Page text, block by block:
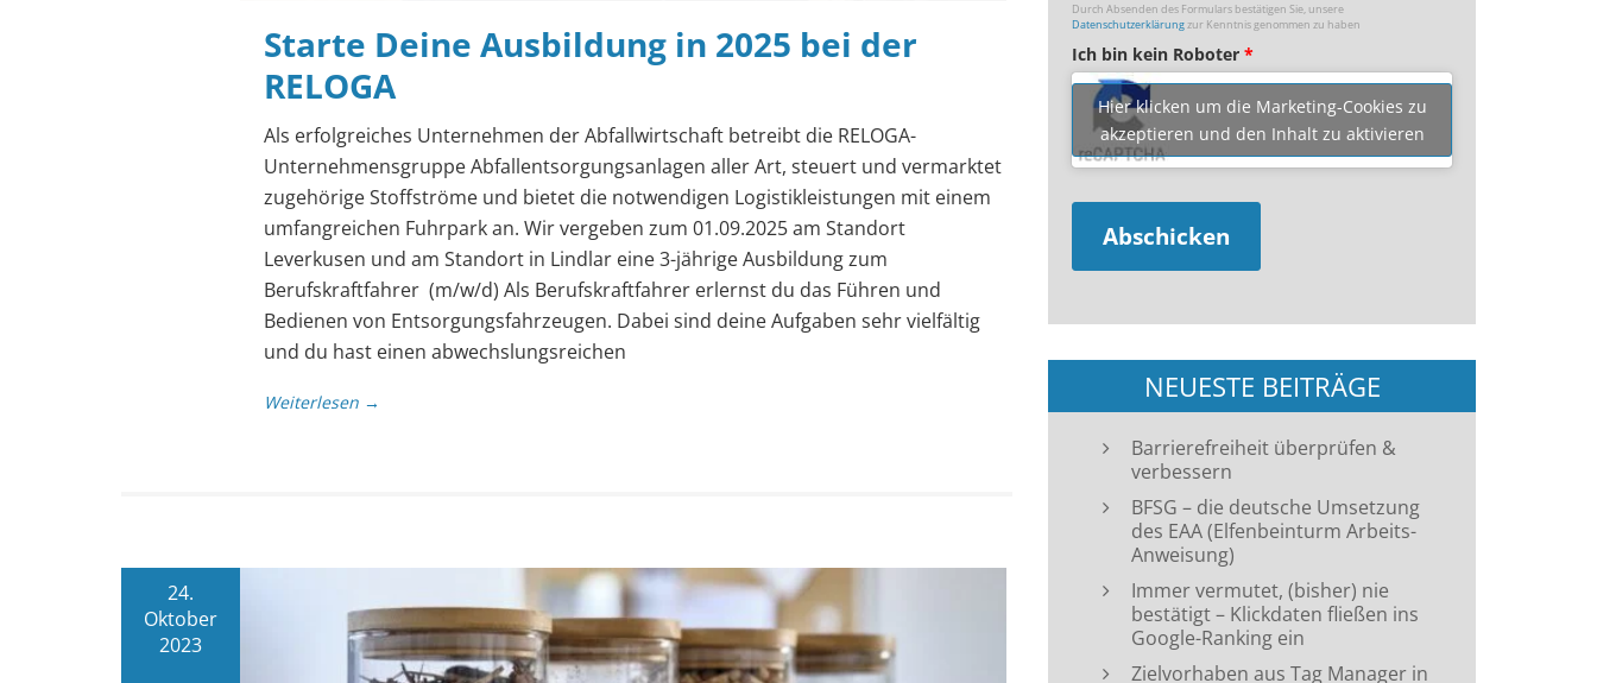
Starte Deine Ausbildung in 2025 bei der
RELOGA
Als erfolgreiches Unternehmen der Abfallwirtschaft betreibt die RELOGA-
Unternehmensgruppe Abfallentsorgungsanlagen aller Art, steuert und vermarktet
zugehörige Stoffströme und bietet die notwendigen Logistikleistungen mit einem
umfangreichen Fuhrpark an. Wir vergeben zum 01.09.2025 am Standort
Leverkusen und am Standort in Lindlar eine 3-jährige Ausbildung zum
Berufskraftfahrer (m/w/d) Als Berufskraftfahrer erlernst du das Führen und
Bedienen von Entsorgungsfahrzeugen. Dabei sind deine Aufgaben sehr vielfältig
und du hast einen abwechslungsreichen
Weiterlesen →
24.
Oktober
2023
Durch Absenden des Formulars bestätigen Sie, unsere
Datenschutzerklärungzur Kenntnis genommen zu haben
Ich bin kein Roboter *
Hier klicken um die Marketing-Cookies zu
akzeptieren und den Inhalt zu aktivieren
NEUESTE BEITRÄGE
Barrierefreiheit überprüfen &
verbessern
BFSG – die deutsche Umsetzung
des EAA (Elfenbeinturm Arbeits-
Anweisung)
Immer vermutet, (bisher) nie
bestätigt – Klickdaten fließen ins
Google-Ranking ein
Zielvorhaben aus Tag Manager in